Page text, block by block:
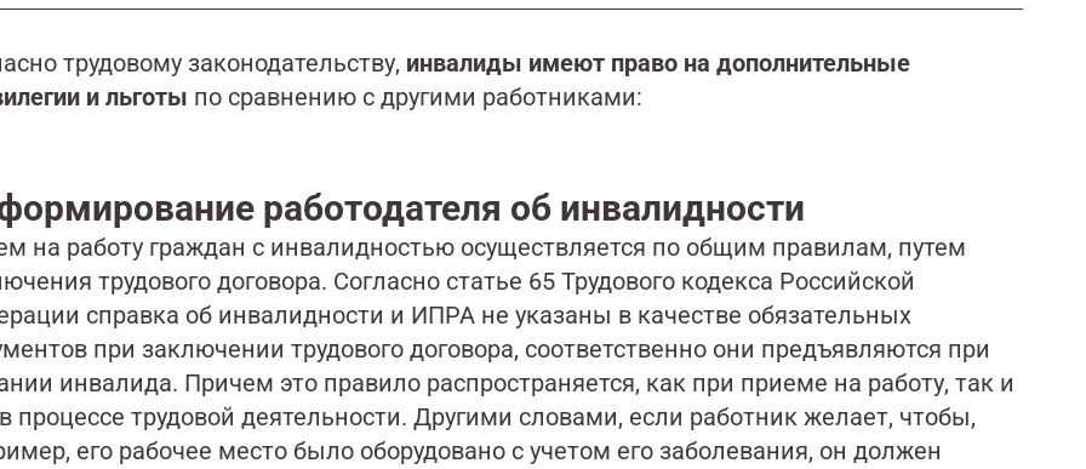
трудовому законодательству, инвалиды имеют право на дополнительные
и льготы по сравнению с другими работниками:
работодателя об инвалидности
на работу граждан с инвалидностью осуществляется по общим правилам, путем
трудового договора. Согласно статье 65 Трудового кодекса Российской
справка об инвалидности и ИПРА не указаны в качестве обязательных
при заключении трудового договора, соответственно они предъявляются при
инвалида. Причем это правило распространяется, как при приеме на работу, так и
процессе трудовой деятельности. Другими словами, если работник желает, чтобы,
его рабочее место было оборудовано с учетом его заболевания, он должен